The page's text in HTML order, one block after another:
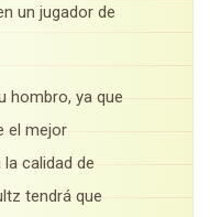
un jugador de
hombro, ya que
el mejor
la calidad de
tendrá que